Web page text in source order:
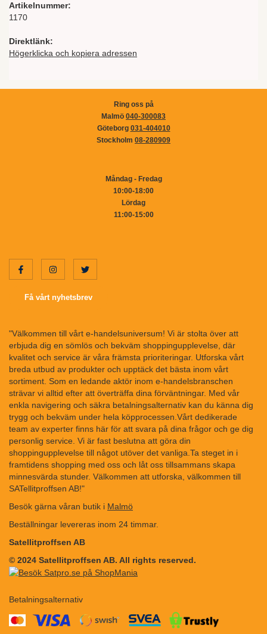
Artikelnummer:
1170
Direktlänk:
Högerklicka och kopiera adressen
Ring oss på
Malmö 040-300083
Göteborg 031-404010
Stockholm 08-280909
Måndag - Fredag
10:00-18:00
Lördag
11:00-15:00
Få vårt nyhetsbrev
"Välkommen till vårt e-handelsuniversum! Vi är stolta över att
erbjuda dig en sömlös och bekväm shoppingupplevelse, där
kvalitet och service är våra främsta prioriteringar. Utforska vårt
breda utbud av produkter och upptäck det bästa inom vårt
sortiment. Som en ledande aktör inom e-handelsbranschen
strävar vi alltid efter att överträffa dina förväntningar. Med vår
enkla navigering och säkra betalningsalternativ kan du känna dig
trygg och bekväm under hela köpprocessen.Vårt dedikerade
team av experter finns här för att svara på dina frågor och ge dig
personlig service. Vi är fast beslutna att göra din
shoppingupplevelse till något utöver det vanliga.Ta steget in i
framtidens shopping med oss och låt oss tillsammans skapa
minnesvärda stunder. Välkommen att utforska, välkommen till
SATellitproffsen AB!"
Besök gärna våran butik i Malmö
Beställningar levereras inom 24 timmar.
Satellitproffsen AB
© 2024 Satellitproffsen AB. All rights reserved.
Betalningsalternativ